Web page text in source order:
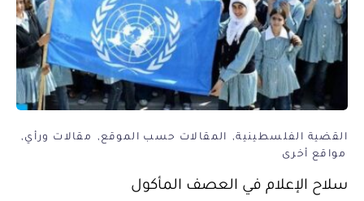
القضية الفلسطينية المقالات حسب الموقع
مقالات ورأي
مواقع أخرى
سلاح الإعلام في العصف المأكول